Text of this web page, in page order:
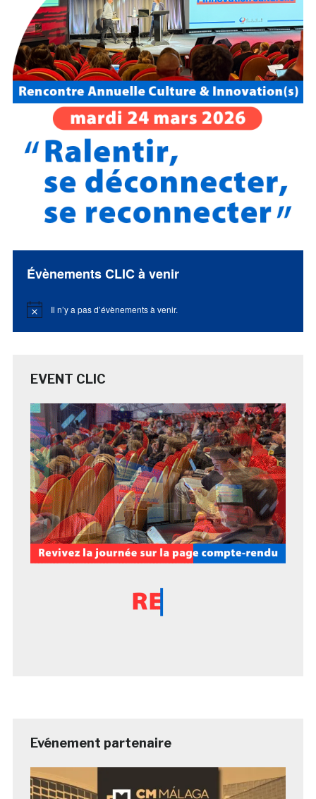
Évènements CLIC à venir
Notice Il n’y a pas d’évènements à venir.
EVENT CLIC
Evénement partenaire